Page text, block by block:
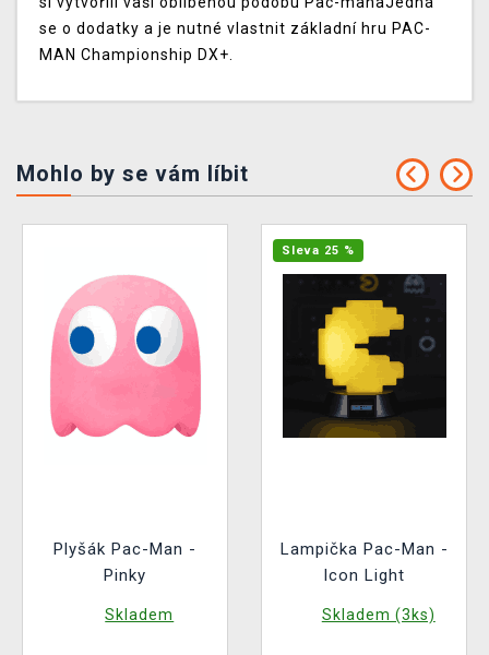
se o dodatky a je nutné vlastnit základní hru PAC-
MAN Championship DX+.
Mohlo by se vám líbit
Plyšák Pac-Man -
Pinky
Skladem
Sleva 25 %
Lampička Pac-Man -
Icon Light
Skladem (3ks)